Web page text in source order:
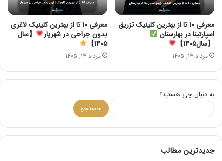
معرفی 10 تا از بهترین کلینیک تزریق
اسپارتینا در بهارستان
【سال1405】
مرداد 14, 1405
معرفی 10 تا از بهترین کلینیک لاغری
بدون جراحی در شهریار
【سال
1405】
مرداد 14, 1405
به دنبال چی هستید؟
جستجو
جدیدترین مطالب